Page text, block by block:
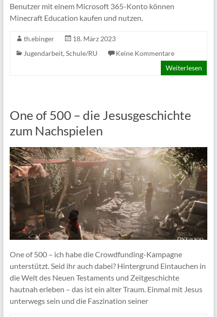
Benutzer mit einem Microsoft 365-Konto können
Minecraft Education kaufen und nutzen.
th.ebinger
18. März 2023
Jugendarbeit, Schule/RU
Keine Kommentare
Weiterlesen
One of 500 – die Jesusgeschichte
zum Nachspielen
One of 500 – ich habe die Crowdfunding-Kampagne
unterstützt. Seid ihr auch dabei? Hintergrund Eintauchen in
die Welt des Neuen Testaments und Zeitgeschichte
hautnah erleben – das ist ein alter Traum. Einmal mit Jesus
unterwegs sein und die Faszination seiner